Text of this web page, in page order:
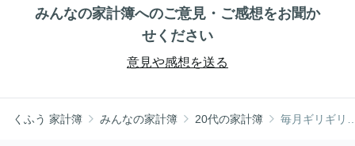
みんなの家計簿へのご意見・ご感想をお聞か
せください
意見や感想を送る
くふう 家計簿 みんなの家計簿 20代の家計簿 毎月ギリギリ